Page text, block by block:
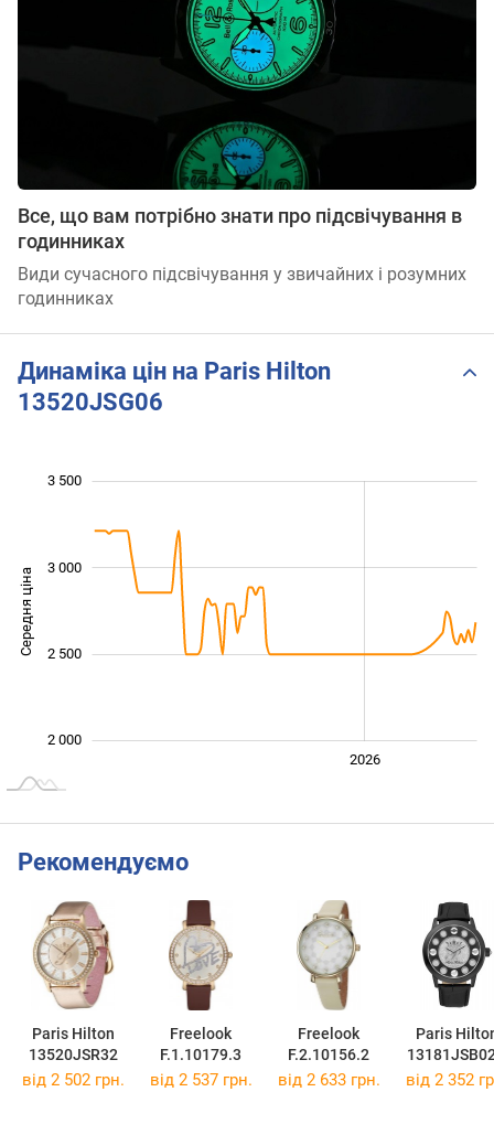
Все, що вам потрібно знати про підсвічування в
годинниках
Види сучасного підсвічування у звичайних і розумних
годинниках
Динаміка цін на Paris Hilton
13520JSG06
Середня ціна
2 000
3 500
3 000
2 500
2026
Рекомендуємо
Paris Hilton
13520JSR32
Freelook
F.1.10179.3
Freelook
F.2.10156.2
Paris
від 2 502 грн. від 2 537 грн. від 2 633 грн. від 2 352